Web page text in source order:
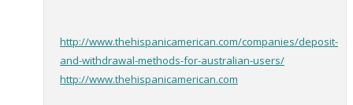
http://www.thehispanicamerican.com/companies/deposit-
and-withdrawal-methods-for-australian-users/
http://www.thehispanicamerican.com